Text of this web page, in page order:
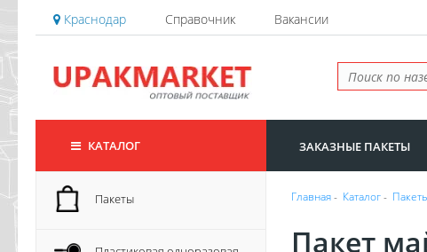
Краснодар Справочник Вакансии
КАТАЛОГ ЗАКАЗНЫЕ ПАКЕТЫ
Пакеты Главная- Каталог-
Пакет